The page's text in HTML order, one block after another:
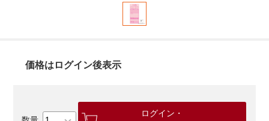
価格はログイン後表示
ログイン・